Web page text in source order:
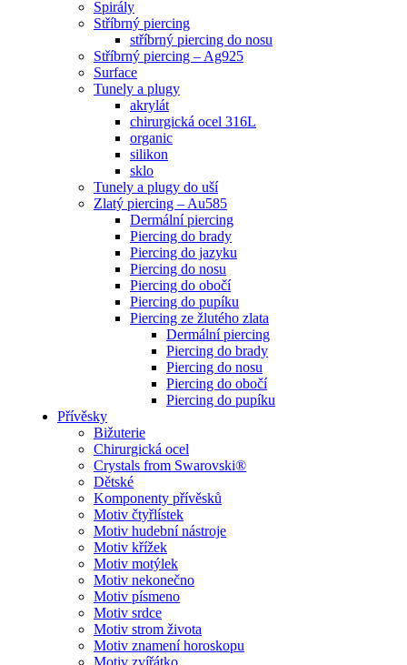
Spirály
Stříbrný piercing
stříbrný piercing do nosu
Stříbrný piercing – Ag925
Surface
Tunely a plugy
akrylát
chirurgická ocel 316L
organic
silikon
sklo
Tunely a plugy do uší
Zlatý piercing – Au585
Dermální piercing
Piercing do brady
Piercing do jazyku
Piercing do nosu
Piercing do obočí
Piercing do pupíku
Piercing ze žlutého zlata
Dermální piercing
Piercing do brady
Piercing do nosu
Piercing do obočí
Piercing do pupíku
Přívěsky
Bižuterie
Chirurgická ocel
Crystals from Swarovski®
Dětské
Komponenty přívěsků
Motiv čtyřlístek
Motiv hudební nástroje
Motiv křížek
Motiv motýlek
Motiv nekonečno
Motiv písmeno
Motiv srdce
Motiv strom života
Motiv znamení horoskopu
Motiv zvířátko